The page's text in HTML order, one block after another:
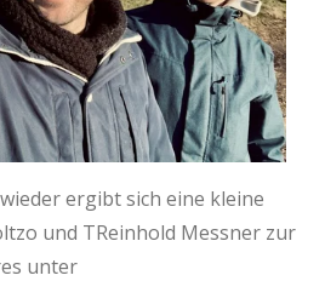
ergibt sich eine kleine
und TReinhold Messner zur
unter